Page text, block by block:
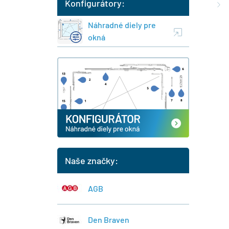
Konfigurátory:
Náhradné diely pre
okná
Naše značky:
AGB
Den Braven